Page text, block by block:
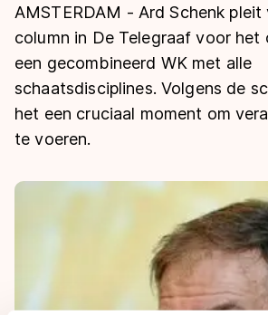
Langebaan
Shorttrack
Inlineskaten
Kunstschaatsen
Natuurijs
Uitslagen
Langebaan
Shorttrack
Marathon
Kunstschaatsen
Tijden & historie
Ranglijsten Langebaan
Persoonlijke records & tijden
Historie & statistiek
De weg op
Algemene Nederlandse Schaatstijd
Deze zomer de weg op
Waar kan ik schaatsen en skaten?
Schaatsfans
Alles voor jou als schaatsfan
Olympische Spelen
AMSTERDAM - Ard Schenk pleit
column in De Telegraaf voor het
een gecombineerd WK met alle
schaatsdisciplines. Volgens de
het een cruciaal moment om
te voeren.